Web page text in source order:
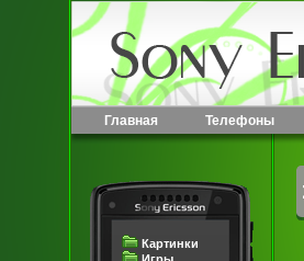
Главная Телефоны
Картинки